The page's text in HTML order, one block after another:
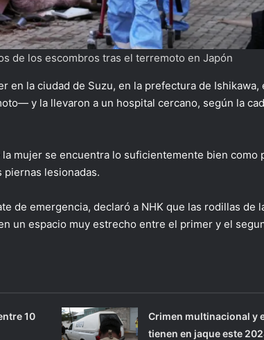
de los escombros tras el terremoto en Japón
en la ciudad de Suzu, en la prefectura de Ishikawa,
y la llevaron a un hospital cercano, según la
mujer se encuentra lo suficientemente bien como
lesionadas.
de emergencia, declaró a NHK que las rodillas de
un espacio muy estrecho entre el primer y el
10
Crimen multinacional y
tienen en jaque este